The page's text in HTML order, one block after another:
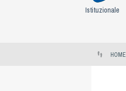
Istituzionale
HOME